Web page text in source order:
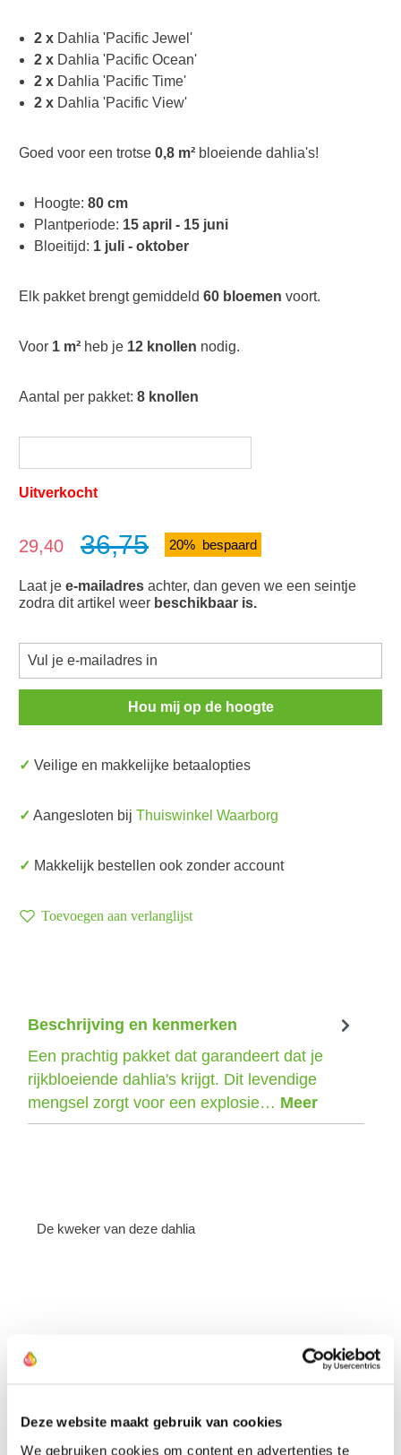
Deze website maakt gebruik van cookies
We gebruiken cookies om content en advertenties te
2 x Dahlia 'Pacific Jewel'
2 x Dahlia 'Pacific Ocean'
2 x Dahlia 'Pacific Time'
2 x Dahlia 'Pacific View'
Goed voor een trotse 0,8 m² bloeiende dahlia's!
Hoogte: 80 cm
Plantperiode: 15 april - 15 juni
Bloeitijd: 1 juli - oktober
Elk pakket brengt gemiddeld 60 bloemen voort.
Voor 1 m² heb je 12 knollen nodig.
Aantal per pakket: 8 knollen
Uitverkocht
Verkoopprijs:
29,40 36,75 20% bespaard
Laat je e-mailadres achter, dan geven we een seintje
zodra dit artikel weer beschikbaar is.
Hou mij op de hoogte
✓ Veilige en makkelijke betaalopties
✓ Aangesloten bij Thuiswinkel Waarborg
✓ Makkelijk bestellen ook zonder account
Toevoegen aan verlanglijst
Beschrijving en kenmerken
Een prachtig pakket dat garandeert dat je
rijkbloeiende dahlia's krijgt. Dit levendige
mengsel zorgt voor een explosie… Meer
De kweker van deze dahlia